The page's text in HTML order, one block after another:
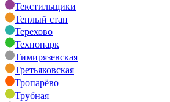
Текстильщики
Теплый стан
Терехово
Технопарк
Тимирязевская
Третьяковская
Тропарёво
Трубная